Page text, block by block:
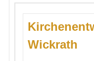
Wickrath